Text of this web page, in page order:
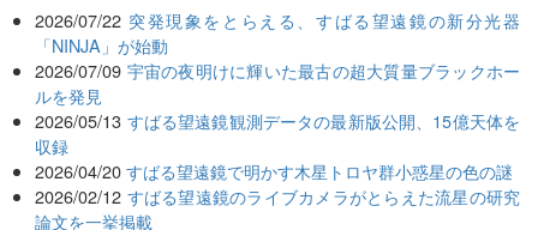
2026/07/22 突発現象をとらえる、すばる望遠鏡の新分光器
「NINJA」が始動
2026/07/09 宇宙の夜明けに輝いた最古の超大質量ブラックホー
ルを発見
2026/05/13 すばる望遠鏡観測データの最新版公開、15億天体を
収録
2026/04/20 すばる望遠鏡で明かす木星トロヤ群小惑星の色の謎
2026/02/12 すばる望遠鏡のライブカメラがとらえた流星の研究
論文を一挙掲載